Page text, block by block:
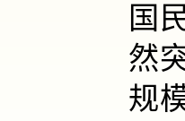
国
然
规